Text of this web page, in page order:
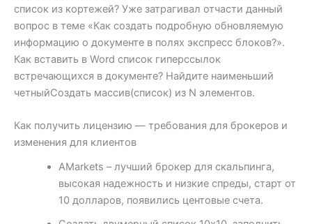
список из кортежей? Уже затрагивал отчасти данный
вопрос в теме «Как создать подробную обновляемую
информацию о документе в полях экспресс блоков?».
Как вставить в Word список гиперссылок
встречающихся в документе? Найдите наименьший
четныйСоздать массив(список) из N элементов.
Как получить лицензию — требования для брокеров и
изменения для клиентов
AMarkets – лучший брокер для скальпинга,
высокая надежность и низкие спреды, старт от
10 долларов, появились центовые счета.